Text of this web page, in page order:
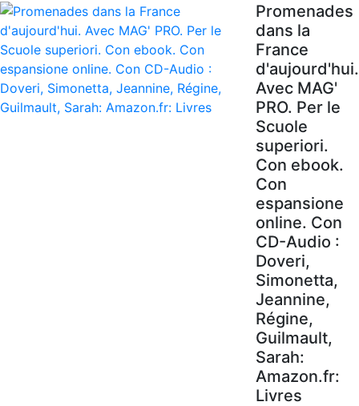
Promenades
dans la
France
d'aujourd'hui.
Avec MAG'
PRO. Per le
Scuole
superiori.
Con ebook.
Con
espansione
online. Con
CD-Audio :
Doveri,
Simonetta,
Jeannine,
Régine,
Guilmault,
Sarah:
Amazon.fr:
Livres